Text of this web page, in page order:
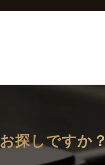
お探しですか？